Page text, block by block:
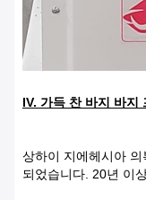
IV. 가득 찬 바지 바지
상하이 지에헤시아
되었습니다. 20년 이